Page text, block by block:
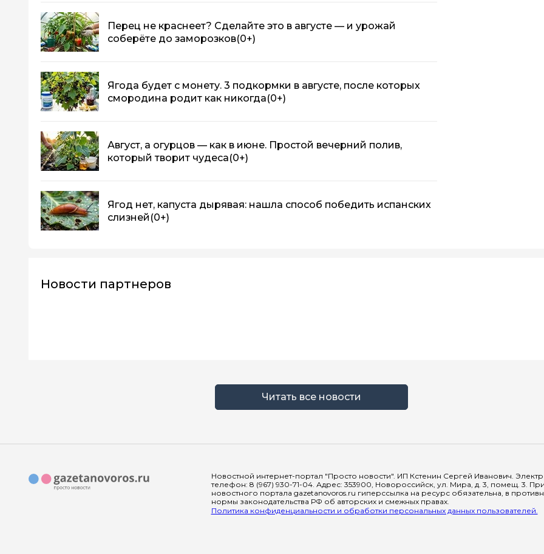
Перец не краснеет? Сделайте это в августе — и урожай
соберёте до заморозков(0+)
Ягода будет с монету. 3 подкормки в августе, после которых
смородина родит как никогда(0+)
Август, а огурцов — как в июне. Простой вечерний полив,
который творит чудеса(0+)
Ягод нет, капуста дырявая: нашла способ победить испанских
слизней (0+)
Новости партнеров
Читать все новости
Новостной интернет-портал "Просто новости". ИП Кстенин Сергей Иванович.
телефон: 8 (967) 930-71-04. Адрес: 353900, Новороссийск, ул. Мира, д. 3, помещ. 3.
новостного портала gazetanovoros.ru гиперссылка на ресурс обязательна, в
нормы законодательства РФ об авторских и смежных правах.
Политика конфиденциальности и обработки персональных данных пользователей.